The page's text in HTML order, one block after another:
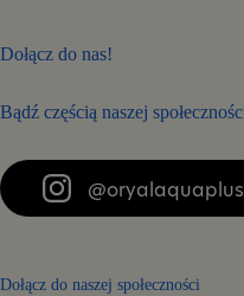
Dołącz do nas!
Bądź częścią naszej
@oryalaquaplus
Dołącz do naszej społeczności